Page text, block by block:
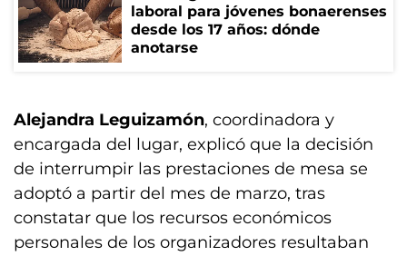
laboral para jóvenes bonaerenses
desde los 17 años: dónde
anotarse
Alejandra Leguizamón, coordinadora y
encargada del lugar, explicó que la decisión
de interrumpir las prestaciones de mesa se
adoptó a partir del mes de marzo, tras
constatar que los recursos económicos
personales de los organizadores resultaban